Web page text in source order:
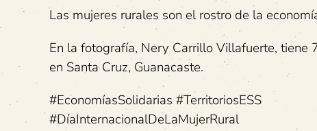
Las mujeres rurales son el rostro de la
En la fotografía, Nery Carrillo Villafuerte, tiene
en Santa Cruz, Guanacaste.
#EconomíasSolidarias #TerritoriosESS
#DíaInternacionalDeLaMujerRural